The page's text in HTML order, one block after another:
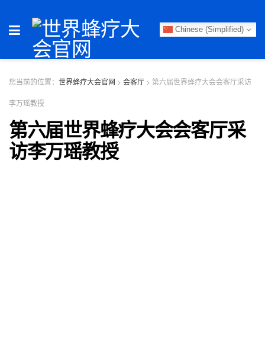
Chinese (Simplified)
您当前的位置： 世界蜂疗大会官网 > 会客厅 > 第六届世界蜂疗大会会客厅采访
李万瑶教授
第六届世界蜂疗大会会客厅采
访李万瑶教授